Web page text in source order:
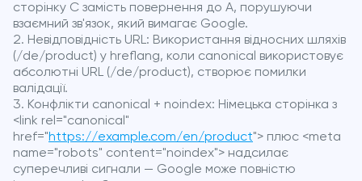
сторінку C замість повернення до A, порушуючи
взаємний зв'язок, який вимагає Google.
Невідповідність URL: Використання відносних шляхів
(/de/product) у hreflang, коли canonical використовує
абсолютні URL (/de/product), створює помилки
валідації.
Конфлікти canonical + noindex: Німецька сторінка з
<link rel="canonical"
href="https://example.com/en/product"> плюс <meta
name="robots" content="noindex"> надсилає
суперечливі сигнали — Google може повністю